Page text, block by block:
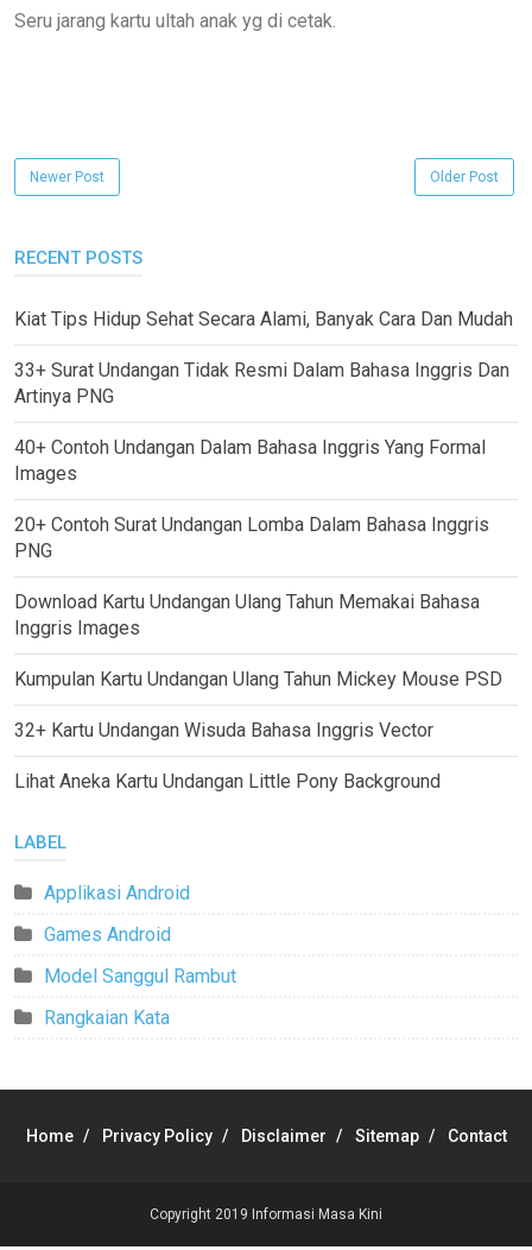
Seru jarang kartu ultah anak yg di cetak.
Newer Post Older Post
RECENT POSTS
Kiat Tips Hidup Sehat Secara Alami, Banyak Cara Dan Mudah
33+ Surat Undangan Tidak Resmi Dalam Bahasa Inggris Dan
Artinya PNG
40+ Contoh Undangan Dalam Bahasa Inggris Yang Formal
Images
20+ Contoh Surat Undangan Lomba Dalam Bahasa Inggris
PNG
Download Kartu Undangan Ulang Tahun Memakai Bahasa
Inggris Images
Kumpulan Kartu Undangan Ulang Tahun Mickey Mouse PSD
32+ Kartu Undangan Wisuda Bahasa Inggris Vector
Lihat Aneka Kartu Undangan Little Pony Background
LABEL
Applikasi Android
Games Android
Model Sanggul Rambut
Rangkaian Kata
Home Privacy Policy Disclaimer Sitemap Contact
Copyright 2019 Informasi Masa Kini